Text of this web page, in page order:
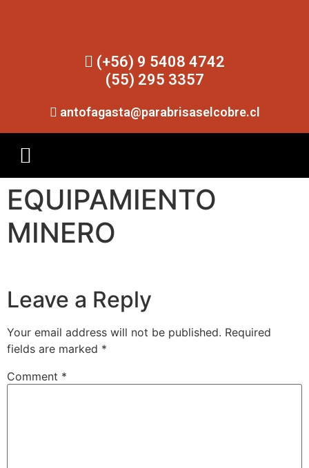
(+56) 9 5408 4742
(55) 295 3357
antofagasta@parabrisaselcobre.cl
EQUIPAMIENTO
MINERO
Leave a Reply
Your email address will not be published. Required
fields are marked *
Comment *